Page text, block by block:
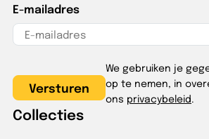
E-mailadres
We gebruiken je
op te nemen, in
ons privacybeleid.
Collecties